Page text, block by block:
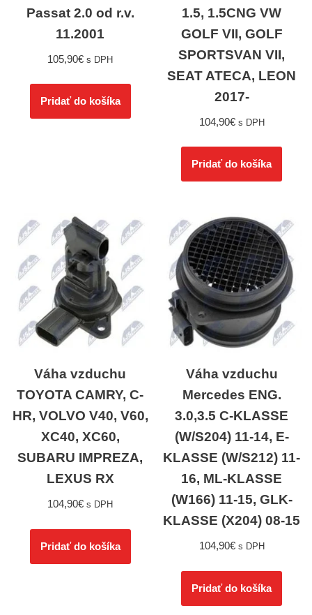
Passat 2.0 od r.v.
11.2001
105,90€ s DPH
Pridať do košíka
1.5, 1.5CNG VW
GOLF VII, GOLF
SPORTSVAN VII,
SEAT ATECA, LEON
2017-
104,90€ s DPH
Pridať do košíka
Váha vzduchu
TOYOTA CAMRY, C-
HR, VOLVO V40, V60,
XC40, XC60,
SUBARU IMPREZA,
LEXUS RX
104,90€ s DPH
Pridať do košíka
Váha vzduchu
Mercedes ENG.
3.0,3.5 C-KLASSE
(W/S204) 11-14, E-
KLASSE (W/S212) 11-
16, ML-KLASSE
(W166) 11-15, GLK-
KLASSE (X204) 08-15
104,90€ s DPH
Pridať do košíka